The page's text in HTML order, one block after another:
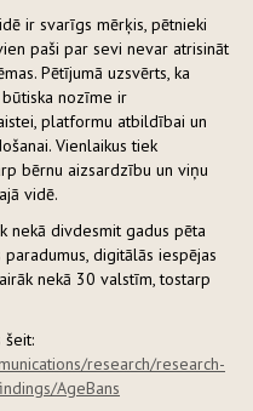
ir svarīgs mērķis, pētnieki
paši par sevi nevar atrisināt
Pētījumā uzsvērts, ka
nozīme ir
platformu atbildībai un
Vienlaikus tiek
bērnu aizsardzību un viņu
vidē.
nekā divdesmit gadus pēta
digitālās iespējas
nekā 30 valstīm, tostarp
šeit:
research/research-
AgeBans